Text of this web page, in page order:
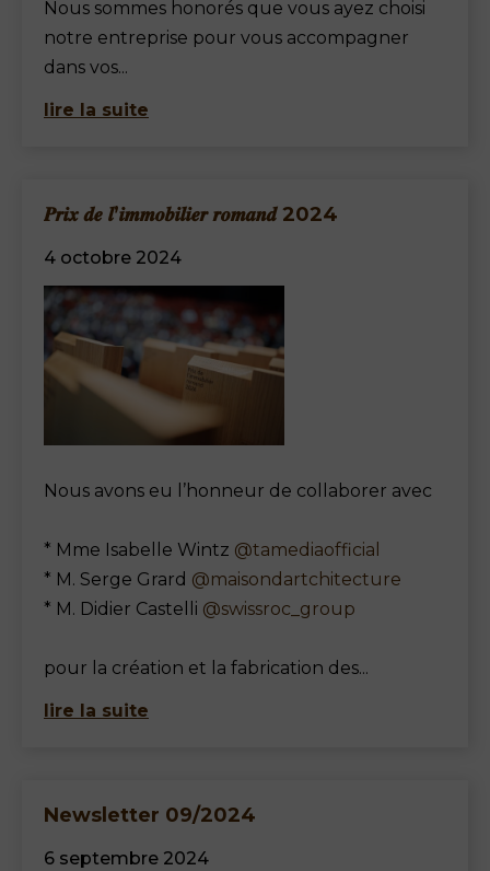
Nous sommes honorés que vous ayez choisi
notre entreprise pour vous accompagner
dans vos...
lire la suite
𝑷𝒓𝒊𝒙 𝒅𝒆 𝒍’𝒊𝒎𝒎𝒐𝒃𝒊𝒍𝒊𝒆𝒓 𝒓𝒐𝒎𝒂𝒏𝒅 2024
4 octobre 2024
Nous avons eu l’honneur de collaborer avec
* Mme Isabelle Wintz @tamediaofficial
* M. Serge Grard @maisondartchitecture
* M. Didier Castelli @swissroc_group
pour la création et la fabrication des...
lire la suite
Newsletter 09/2024
6 septembre 2024